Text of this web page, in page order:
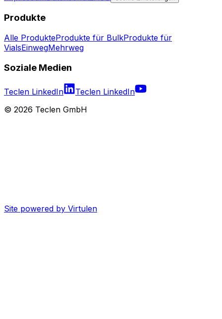
Produkte
Alle ProdukteProdukte für BulkProdukte für
VialsEinwegMehrweg
Soziale Medien
Teclen LinkedIn
Teclen LinkedIn
© 2026 Teclen GmbH
Site powered by Virtulen